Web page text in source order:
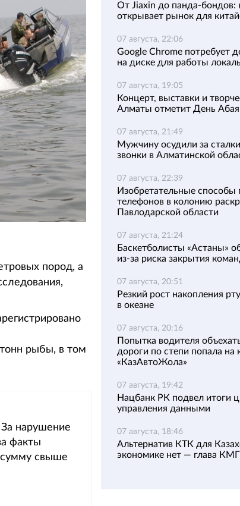
пород, а
тонн рыбы, в том
нарушение
факты
свыше
От Jiaxin до панда-бондов:
открывает рынок для
07 августа, 22:06
Google Chrome потребует
на диске для работы
07 августа, 19:05
Концерт, выставки и
Алматы отметит День Абая
07 августа, 21:49
Мужчину осудили за
звонки в Алматинской
07 августа, 22:39
Изобретательные способы
телефонов в колонию
Павлодарской области
07 августа, 21:24
Баскетболисты «Астаны»
из-за риска закрытия
07 августа, 20:51
Резкий рост накопления
в океане
07 августа, 20:16
Попытка водителя
дороги по степи попала на
«КазАвтоЖола»
07 августа, 19:42
Нацбанк РК подвел итоги
управления данными
07 августа, 18:46
Альтернатив КТК для
экономике нет — глава КМГ